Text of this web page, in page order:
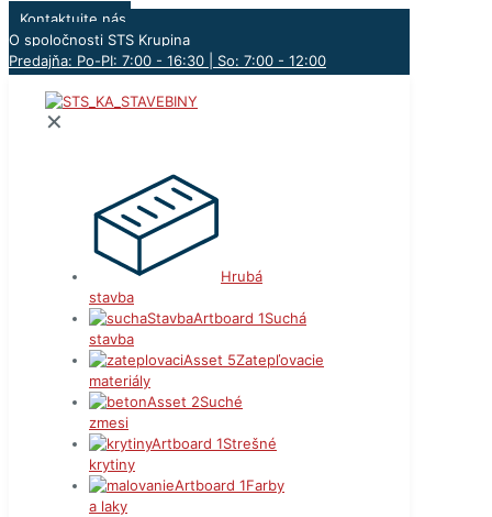
Kontaktujte nás
O spoločnosti STS Krupina
Predajňa: Po-PI: 7:00 - 16:30 | So: 7:00 - 12:00
✕
Hrubá
stavba
Suchá
stavba
Zatepľovacie
materiály
Suché
zmesi
Strešné
krytiny
Farby
a laky